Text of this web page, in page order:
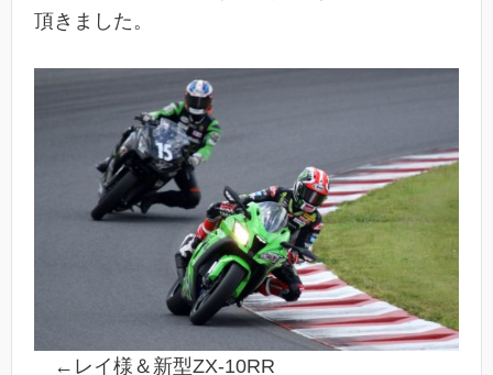
頂きました。
←レイ様＆新型ZX-10RR